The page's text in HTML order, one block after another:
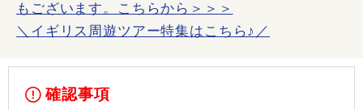
もございます。こちらから＞＞＞
＼イギリス周遊ツアー特集はこちら♪／
確認事項